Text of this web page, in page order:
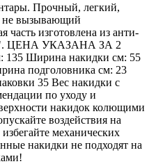
Прочный, легкий,
не вызывающий
часть изготовлена из анти-
ЦЕНА УКАЗАНА ЗА 2
Ширина накидки см: 55
подголовника см: 23
35 Вес накидки с
по уходу и
накидок колющими
воздействия на
механических
накидки не подходят на